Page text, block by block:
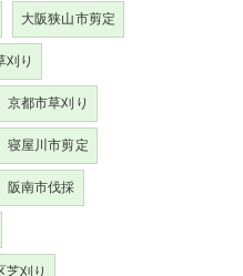
大阪狭山市剪定
刈り
京都市草刈り
寝屋川市剪定
阪南市伐採
芝刈り